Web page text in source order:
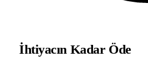
İhtiyacın Kadar Öde